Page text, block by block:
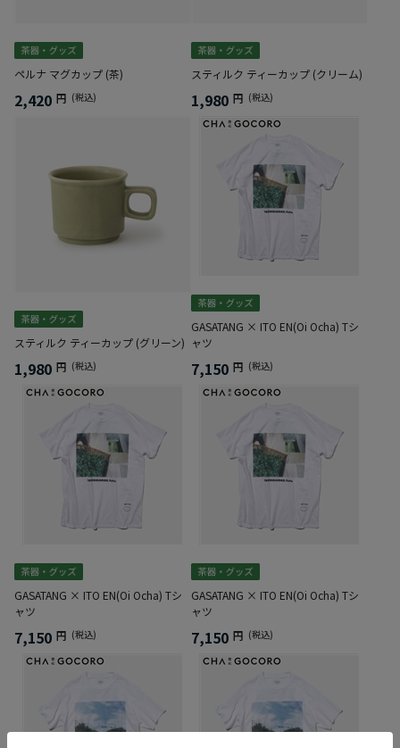
ペルナ マグカップ (茶)
2,420 円 (税込)
スティルク ティーカップ (クリーム)
1,980 円 (税込)
スティルク ティーカップ (グリーン)
1,980 円 (税込)
GASATANG × ITO EN(Oi Ocha) Tシ
ャツ
7,150 円 (税込)
GASATANG × ITO EN(Oi Ocha) Tシ
ャツ
7,150 円 (税込)
GASATANG × ITO EN(Oi Ocha) Tシ
ャツ
7,150 円 (税込)